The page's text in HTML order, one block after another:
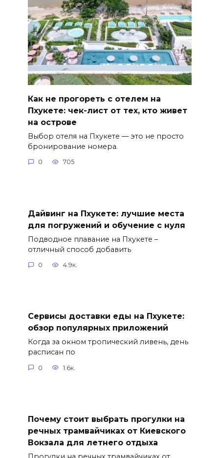
Как не прогореть с отелем на
Пхукете: чек-лист от тех, кто живет
на острове
Выбор отеля на Пхукете — это не просто
бронирование номера.
0 705
Дайвинг на Пхукете: лучшие места
для погружений и обучение с нуля
Подводное плавание на Пхукете –
отличный способ добавить
0 4.9к.
Сервисы доставки еды на Пхукете:
обзор популярных приложений
Когда за окном тропический ливень, день
расписан по
0 1.6к.
Почему стоит выбрать прогулки на
речных трамвайчиках от Киевского
Вокзала для летнего отдыха